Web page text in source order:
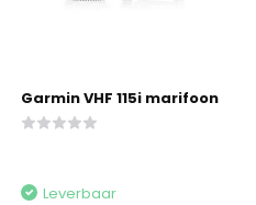
Garmin VHF 115i marifoon
Leverbaar